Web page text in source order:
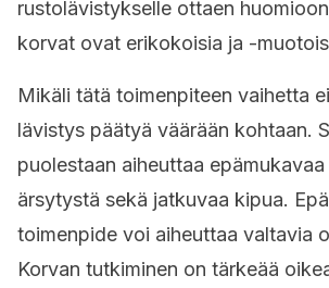
rustolävistykselle ottaen
korvat ovat erikokoisia ja -
Mikäli tätä toimenpiteen vaihetta
lävistys päätyä väärään kohtaan.
puolestaan aiheuttaa
ärsytystä sekä jatkuvaa kipua.
toimenpide voi aiheuttaa valtavia
Korvan tutkiminen on tärkeää